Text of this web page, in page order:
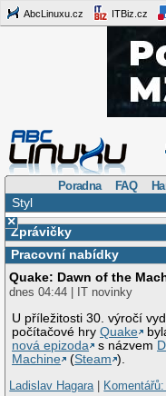
AbcLinuxu.cz ITBiz.cz
Poradna FAQ
Styl
×
Zprávičky
Pracovní nabídky
Quake: Dawn of the
dnes 04:44 | IT novinky
U příležitosti 30. výročí
počítačové hryQuake
nová epizoda
s názvem
Machine
(Steam ).
Ladislav Hagara|